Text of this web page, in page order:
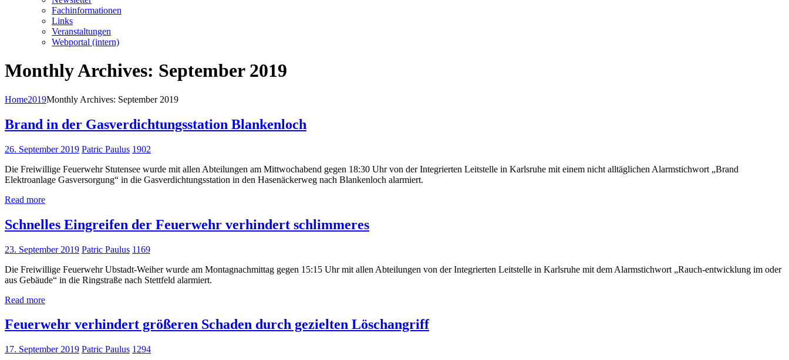
Fachinformationen
Links
Veranstaltungen
Webportal (intern)
Monthly Archives: September 2019
Home2019Monthly Archives: September 2019
Brand in der Gasverdichtungsstation Blankenloch
26. September 2019 Patric Paulus 1902
Die Freiwillige Feuerwehr Stutensee wurde mit allen Abteilungen am Mittwochabend gegen 18:30 Uhr von der Integrierten Leitstelle in Karlsruhe mit einem nicht alltäglichen Alarmstichwort „Brand
Elektroanlage Gasversorgung“ in die Gasverdichtungsstation in den Hasenäckerweg nach Blankenloch alarmiert.
Read more
Schnelles Eingreifen der Feuerwehr verhindert schlimmeres
23. September 2019 Patric Paulus 1169
Die Freiwillige Feuerwehr Ubstadt-Weiher wurde am Montagnachmittag gegen 15:15 Uhr mit allen Abteilungen von der Integrierten Leitstelle in Karlsruhe mit dem Alarmstichwort „Rauch-entwicklung im oder
aus Gebäude“ in die Ringstraße nach Stettfeld alarmiert.
Read more
Feuerwehr verhindert größeren Schaden durch gezielten Löschangriff
17. September 2019 Patric Paulus 1294